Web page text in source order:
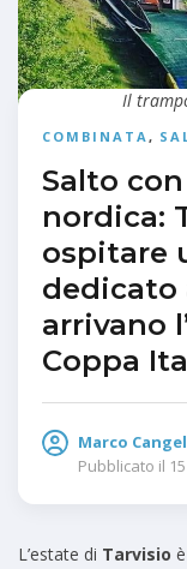
COMBINATA ,
Salto
nordica:
ospitare
dedicato
arrivano
Coppa
Marco
Pubblicato il
Il
L’estate di Tarvisio